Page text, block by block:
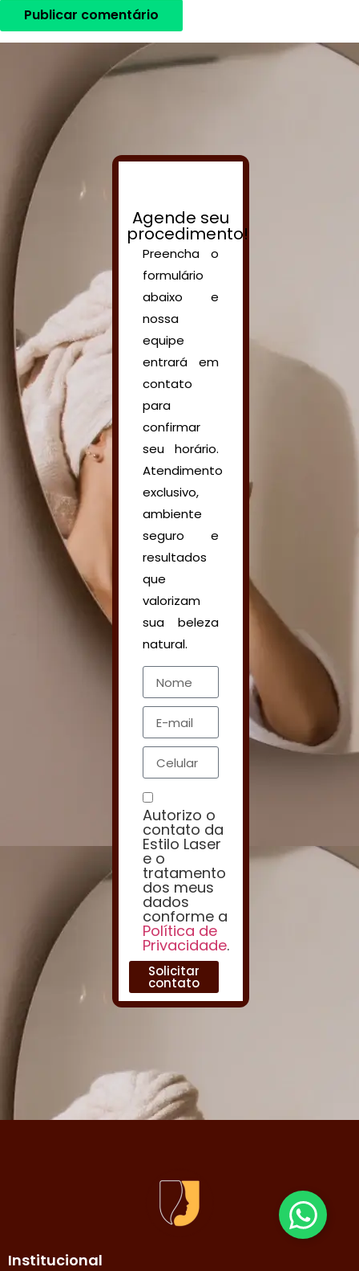
Agende seu
procedimento!
Preencha o
formulário
abaixo e
nossa
equipe
entrará em
contato
para
confirmar
seu horário.
Atendimento
exclusivo,
ambiente
seguro e
resultados
que
valorizam
sua beleza
natural.
Nome
E-mail
Celular
Consentimento
Autorizo o
contato da
Estilo Laser
e o
tratamento
dos meus
dados
conforme a
Política de
Privacidade.
Solicitar
contato
Institucional